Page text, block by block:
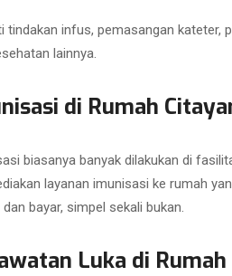
tindakan infus, pemasangan kateter,
lainnya.
di Rumah
biasanya banyak dilakukan di
layanan imunisasi ke rumah
bayar, simpel sekali bukan.
Luka di